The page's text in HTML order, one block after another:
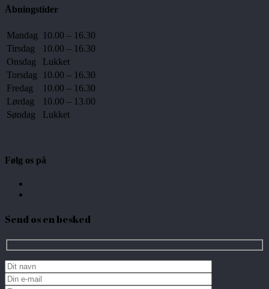
Åbningstider
Mandag
10.00 – 16.30
Tirsdag
10.00 – 16.30
Onsdag
Lukket
Torsdag
10.00 – 16.30
Fredag
10.00 – 16.30
Lørdag
10.00 – 13.00
Søndag
Lukket
Følg os på
Send os en besked